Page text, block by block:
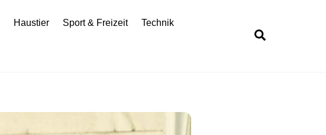
Haustier Sport & Freizeit Technik